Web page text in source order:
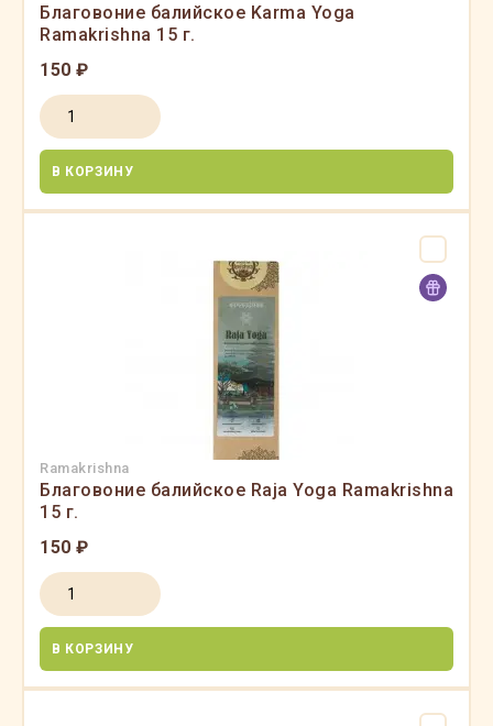
Благовоние балийское Karma Yoga
Ramakrishna 15 г.
150 ₽
В КОРЗИНУ
Ramakrishna
Благовоние балийское Raja Yoga Ramakrishna
15 г.
150 ₽
В КОРЗИНУ